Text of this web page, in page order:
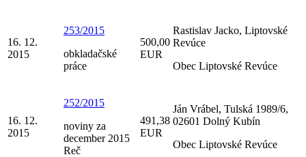
16. 12.
2015
253/2015
obkladačské
práce
500,00
EUR
Rastislav Jacko, Liptovské
Revúce
Obec Liptovské Revúce
16. 12.
2015
252/2015
noviny za
december 2015
Reč
491,38
EUR
Ján Vrábel, Tulská 1989/6,
02601 Dolný Kubín
Obec Liptovské Revúce